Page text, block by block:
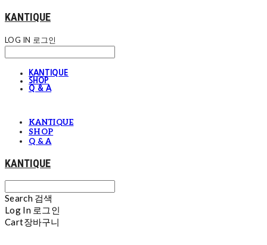
KANTIQUE
LOG IN 로그인
KANTIQUE
SHOP
Q & A
KANTIQUE
SHOP
Q & A
KANTIQUE
Search 검색
Log In 로그인
Cart장바구니